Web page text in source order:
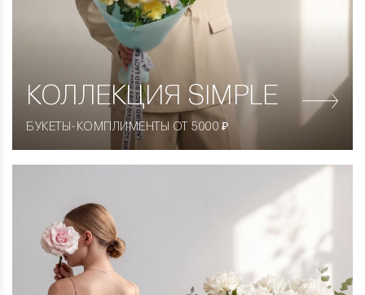
КОЛЛЕКЦИЯ SIMPLE
БУКЕТЫ-КОМПЛИМЕНТЫ ОТ 5000 ₽